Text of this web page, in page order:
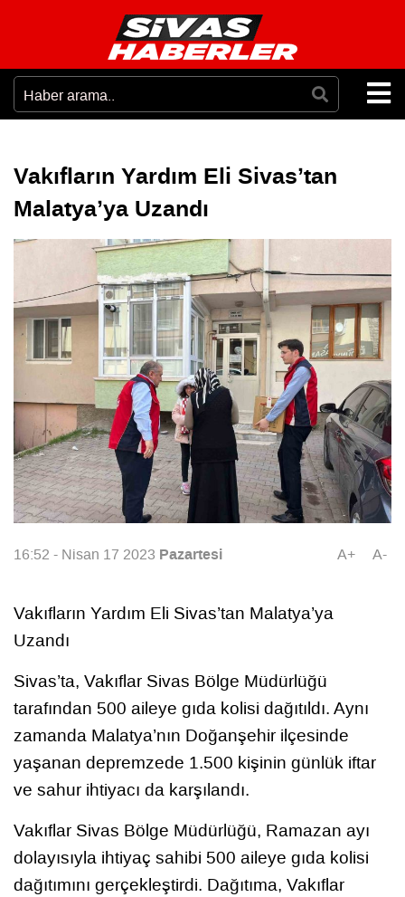
Vakıfların Yardım Eli Sivas’tan
Malatya’ya Uzandı
16:52 - Nisan 17 2023 Pazartesi A+ A-
Vakıfların Yardım Eli Sivas’tan Malatya’ya
Uzandı
Sivas’ta, Vakıflar Sivas Bölge Müdürlüğü
tarafından 500 aileye gıda kolisi dağıtıldı. Aynı
zamanda Malatya’nın Doğanşehir ilçesinde
yaşanan depremzede 1.500 kişinin günlük iftar
ve sahur ihtiyacı da karşılandı.
Vakıflar Sivas Bölge Müdürlüğü, Ramazan ayı
dolayısıyla ihtiyaç sahibi 500 aileye gıda kolisi
dağıtımını gerçekleştirdi. Dağıtıma, Vakıflar